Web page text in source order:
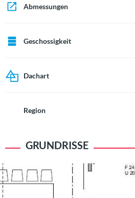
Abmessungen
Geschossigkeit
Dachart
Region
GRUNDRISSE